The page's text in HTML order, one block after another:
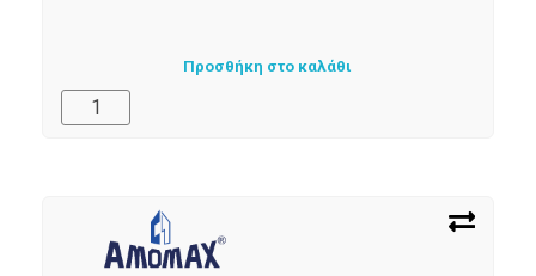
Προσθήκη στο καλάθι